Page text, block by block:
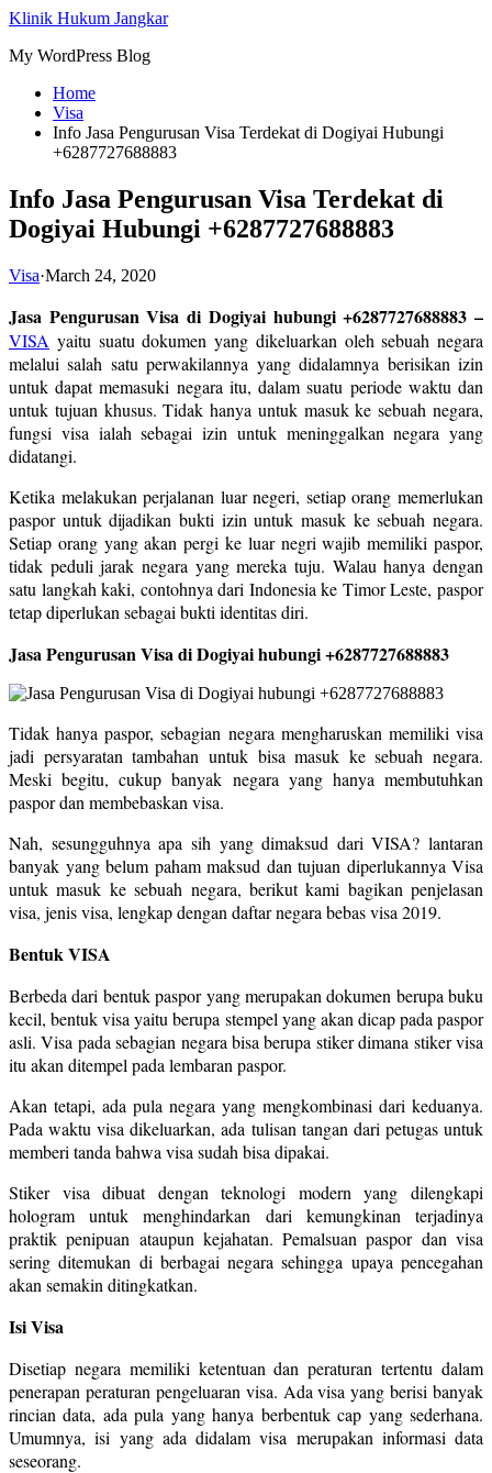
Skip
content
Klinik Hukum Jangkar
My WordPress Blog
Home
Visa
Info Jasa Pengurusan Visa Terdekat di Dogiyai Hubungi
+6287727688883
Info Jasa Pengurusan Visa Terdekat di
Dogiyai Hubungi +6287727688883
Visa·March 24, 2020
Jasa Pengurusan Visa di Dogiyai hubungi +6287727688883 –
VISA yaitu suatu dokumen yang dikeluarkan oleh sebuah negara
melalui salah satu perwakilannya yang didalamnya berisikan izin
untuk dapat memasuki negara itu, dalam suatu periode waktu dan
untuk tujuan khusus. Tidak hanya untuk masuk ke sebuah negara,
fungsi visa ialah sebagai izin untuk meninggalkan negara yang
didatangi.
Ketika melakukan perjalanan luar negeri, setiap orang memerlukan
paspor untuk dijadikan bukti izin untuk masuk ke sebuah negara.
Setiap orang yang akan pergi ke luar negri wajib memiliki paspor,
tidak peduli jarak negara yang mereka tuju. Walau hanya dengan
satu langkah kaki, contohnya dari Indonesia ke Timor Leste, paspor
tetap diperlukan sebagai bukti identitas diri.
Jasa Pengurusan Visa di Dogiyai hubungi +6287727688883
Tidak hanya paspor, sebagian negara mengharuskan memiliki visa
jadi persyaratan tambahan untuk bisa masuk ke sebuah negara.
Meski begitu, cukup banyak negara yang hanya membutuhkan
paspor dan membebaskan visa.
Nah, sesungguhnya apa sih yang dimaksud dari VISA? lantaran
banyak yang belum paham maksud dan tujuan diperlukannya Visa
untuk masuk ke sebuah negara, berikut kami bagikan penjelasan
visa, jenis visa, lengkap dengan daftar negara bebas visa 2019.
Bentuk VISA
Berbeda dari bentuk paspor yang merupakan dokumen berupa buku
kecil, bentuk visa yaitu berupa stempel yang akan dicap pada paspor
asli. Visa pada sebagian negara bisa berupa stiker dimana stiker visa
itu akan ditempel pada lembaran paspor.
Akan tetapi, ada pula negara yang mengkombinasi dari keduanya.
Pada waktu visa dikeluarkan, ada tulisan tangan dari petugas untuk
memberi tanda bahwa visa sudah bisa dipakai.
Stiker visa dibuat dengan teknologi modern yang dilengkapi
hologram untuk menghindarkan dari kemungkinan terjadinya
praktik penipuan ataupun kejahatan. Pemalsuan paspor dan visa
sering ditemukan di berbagai negara sehingga upaya pencegahan
akan semakin ditingkatkan.
Isi Visa
Disetiap negara memiliki ketentuan dan peraturan tertentu dalam
penerapan peraturan pengeluaran visa. Ada visa yang berisi banyak
rincian data, ada pula yang hanya berbentuk cap yang sederhana.
Umumnya, isi yang ada didalam visa merupakan informasi data
seseorang.